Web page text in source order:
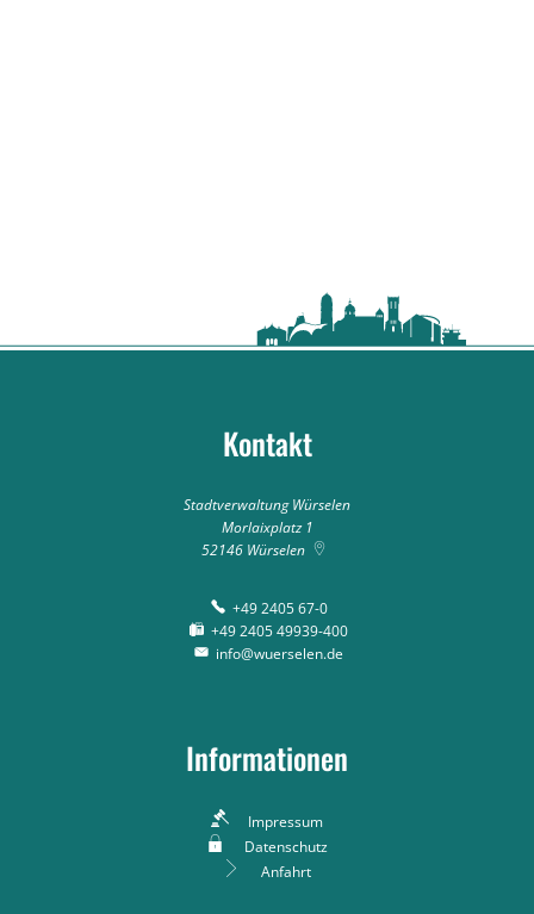
Kontakt
Stadtverwaltung Würselen
Morlaixplatz 1
52146 Würselen
+49 2405 67-0
+49 2405 49939-400
info@wuerselen.de
Informationen
Impressum
Datenschutz
Anfahrt